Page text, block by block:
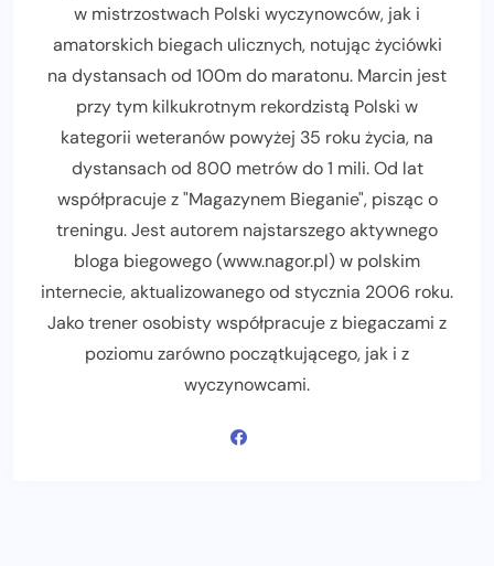
w mistrzostwach Polski wyczynowców, jak i
amatorskich biegach ulicznych, notując życiówki
na dystansach od 100m do maratonu. Marcin jest
przy tym kilkukrotnym rekordzistą Polski w
kategorii weteranów powyżej 35 roku życia, na
dystansach od 800 metrów do 1 mili. Od lat
współpracuje z "Magazynem Bieganie", pisząc o
treningu. Jest autorem najstarszego aktywnego
bloga biegowego (www.nagor.pl) w polskim
internecie, aktualizowanego od stycznia 2006 roku.
Jako trener osobisty współpracuje z biegaczami z
poziomu zarówno początkującego, jak i z
wyczynowcami.